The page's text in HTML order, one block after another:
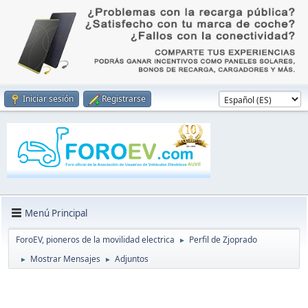
Iniciar sesión Registrarse
Menú Principal
ForoEV, pioneros de la movilidad electrica ► Perfil de Zjoprado
► Mostrar Mensajes ► Adjuntos